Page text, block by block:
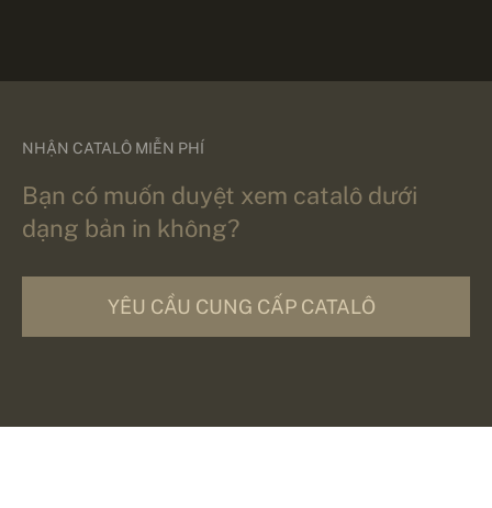
NHẬN CATALÔ MIỄN PHÍ
Bạn có muốn duyệt xem catalô dưới
dạng bản in không?
YÊU CẦU CUNG CẤP CATALÔ